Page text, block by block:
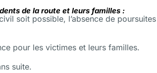
de la route et leurs familles :
soit possible, l’absence de
pour les victimes et leurs familles.
suite.